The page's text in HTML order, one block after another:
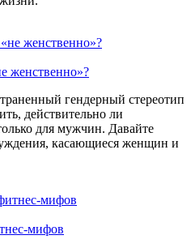
женственно»?
гендерный стереотип
действительно ли
для мужчин. Давайте
касающиеся женщин и
мифов